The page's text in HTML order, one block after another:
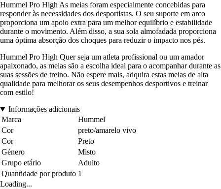
Hummel Pro High As meias foram especialmente concebidas para
responder às necessidades dos desportistas. O seu suporte em arco
proporciona um apoio extra para um melhor equilíbrio e estabilidade
durante o movimento. Além disso, a sua sola almofadada proporciona
uma óptima absorção dos choques para reduzir o impacto nos pés.
Hummel Pro High Quer seja um atleta profissional ou um amador
apaixonado, as meias são a escolha ideal para o acompanhar durante as
suas sessões de treino. Não espere mais, adquira estas meias de alta
qualidade para melhorar os seus desempenhos desportivos e treinar
com estilo!
Informações adicionais
Marca
Hummel
Cor
preto/amarelo vivo
Cor
Preto
Género
Misto
Grupo etário
Adulto
Quantidade por produto 1
Loading...